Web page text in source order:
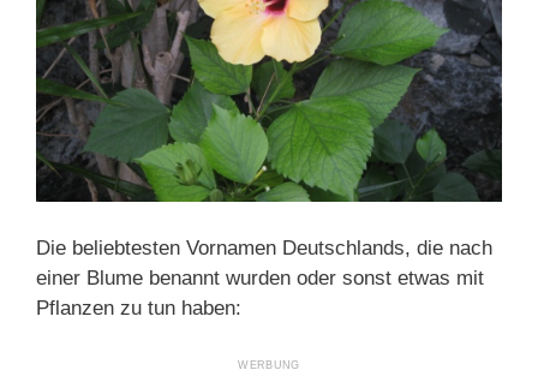
Die beliebtesten Vornamen Deutschlands, die nach
einer Blume benannt wurden oder sonst etwas mit
Pflanzen zu tun haben: